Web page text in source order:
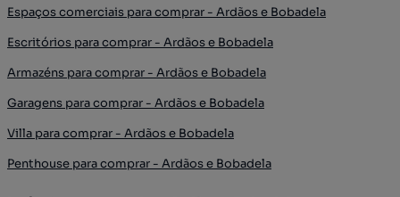
Espaços comerciais para comprar - Ardãos e Bobadela
Escritórios para comprar - Ardãos e Bobadela
Armazéns para comprar - Ardãos e Bobadela
Garagens para comprar - Ardãos e Bobadela
Villa para comprar - Ardãos e Bobadela
Penthouse para comprar - Ardãos e Bobadela